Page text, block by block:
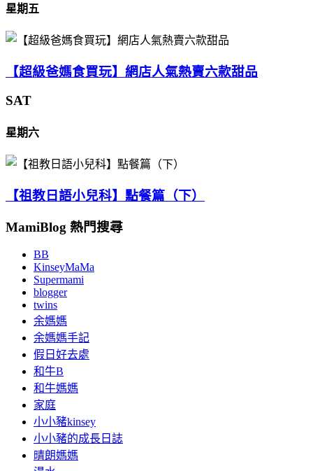
星期五
【超級爸媽食買玩】網店人氣熱賣六款甜品
SAT
星期六
【祖教日語小兒科】點餐篇（下）
MamiBlog 熱門搜尋
BB
KinseyMaMa
Supermami
blogger
twins
余媽媽
余媽媽手記
假日好去處
和牛B
和牛媽媽
家庭
小小豬kinsey
小小豬的成長日誌
晴朗媽媽